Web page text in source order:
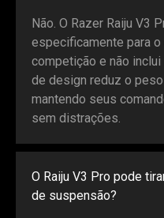
Não. O Razer Raiju V3
especificamente para
competição e não
de design reduz o
mantendo seus
sem distrações.
O Raiju V3 Pro pode
de suspensão?